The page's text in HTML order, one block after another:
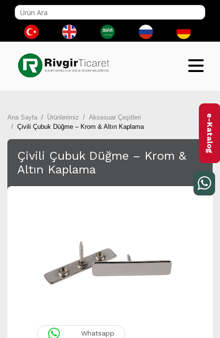
Ana Sayfa Ürünlerimiz
Aksesuar Çeşitleri
Çivili Çubuk Düğme – Krom & Altın Kaplama
Çivili Çubuk Düğme – Krom &
Altın Kaplama
Whatsapp
e-Katalog